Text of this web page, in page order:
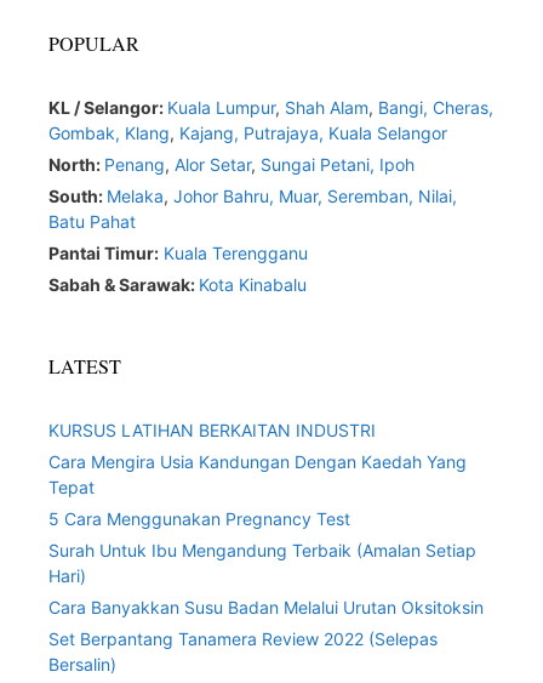
POPULAR
KL / Selangor: Kuala Lumpur, Shah Alam, Bangi, Cheras,
Gombak, Klang, Kajang, Putrajaya, Kuala Selangor
North: Penang, Alor Setar, Sungai Petani, Ipoh
South: Melaka, Johor Bahru, Muar, Seremban, Nilai,
Batu Pahat
Pantai Timur: Kuala Terengganu
Sabah & Sarawak: Kota Kinabalu
LATEST
KURSUS LATIHAN BERKAITAN INDUSTRI
Cara Mengira Usia Kandungan Dengan Kaedah Yang
Tepat
5 Cara Menggunakan Pregnancy Test
Surah Untuk Ibu Mengandung Terbaik (Amalan Setiap
Hari)
Cara Banyakkan Susu Badan Melalui Urutan Oksitoksin
Set Berpantang Tanamera Review 2022 (Selepas
Bersalin)